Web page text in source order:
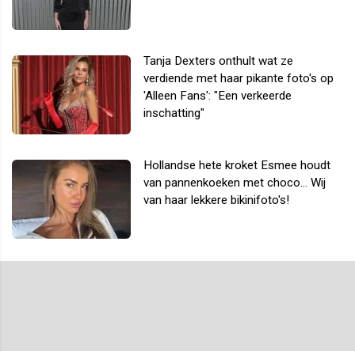
Tanja Dexters onthult wat ze
verdiende met haar pikante foto's op
'Alleen Fans': "Een verkeerde
inschatting"
Hollandse hete kroket Esmee houdt
van pannenkoeken met choco... Wij
van haar lekkere bikinifoto's!